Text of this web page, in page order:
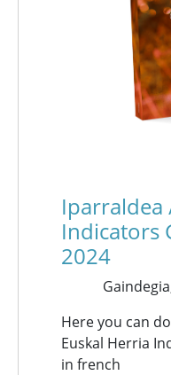
Iparraldea
Indicators
2024
Here you can
Euskal Herria
in french